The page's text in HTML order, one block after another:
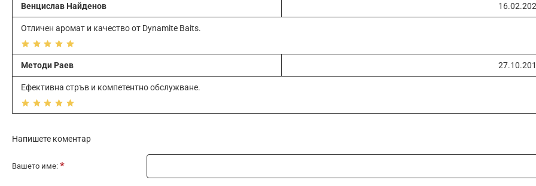
Венцислав Найденов
Отличен аромат и качество от Dynamite Baits.
Методи Раев
Ефективна стръв и компетентно обслужване.
Напишете коментар
Вашето име: